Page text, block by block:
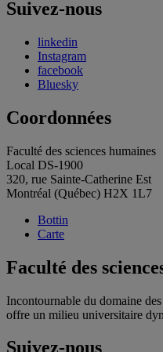
l'article
Suivez-nous
linkedin
Instagram
facebook
Bluesky
Coordonnées
Faculté des sciences humaines
Local DS-1900
320, rue Sainte-Catherine Est
Montréal (Québec) H2X 1L7
Bottin
Carte
Faculté des
Incontournable du domaine
offre un milieu universitaire
Suivez-nous